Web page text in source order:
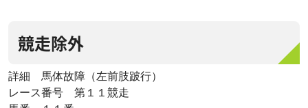
競走除外
詳細 馬体故障（左前肢跛行）
レース番号 第１１競走